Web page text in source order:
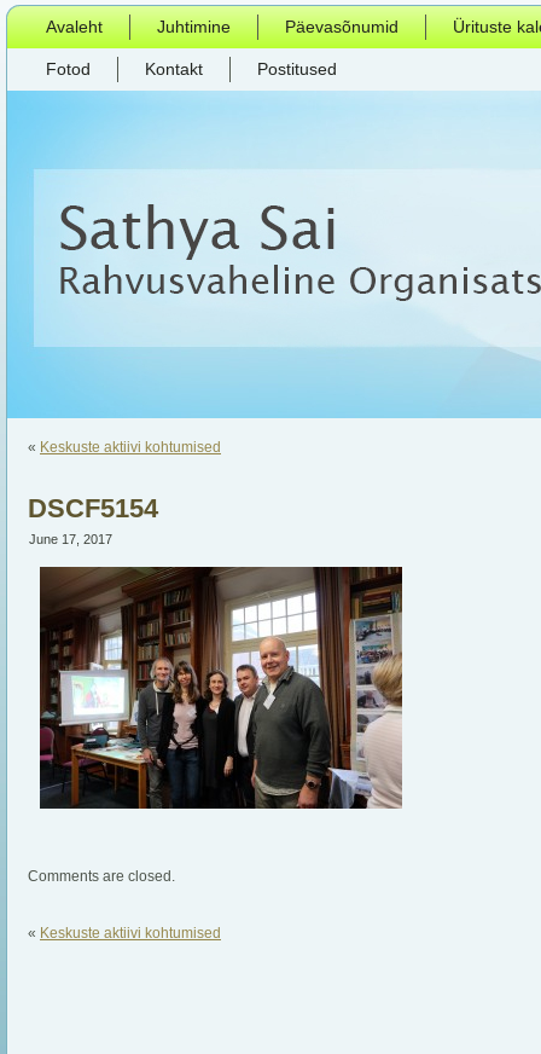
Avaleht Juhtimine Päevasõnumid Ürituste
Fotod Kontakt Postitused
« Keskuste aktiivi kohtumised
DSCF5154
June 17, 2017
Comments are closed.
« Keskuste aktiivi kohtumised